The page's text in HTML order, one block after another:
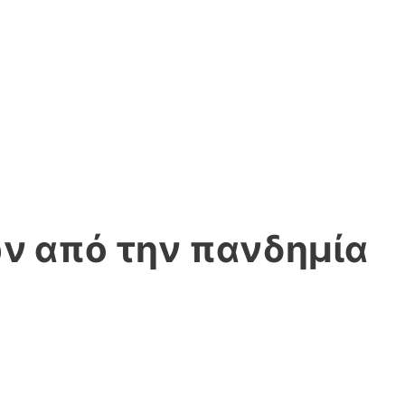
από την πανδημία